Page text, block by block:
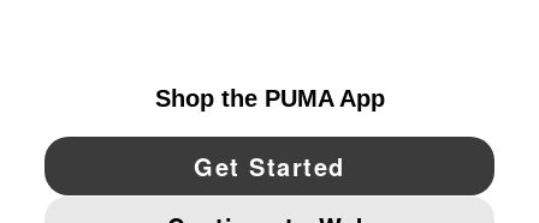
YouTube Twitter Pinterest